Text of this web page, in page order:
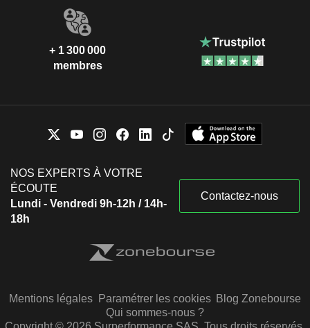
+ 1 300 000
membres
NOS EXPERTS À VOTRE
ÉCOUTE
Lundi - Vendredi 9h-12h / 14h-
18h
Contactez-nous
Mentions légales Paramétrer les cookies Blog Zonebourse
Qui sommes-nous ?